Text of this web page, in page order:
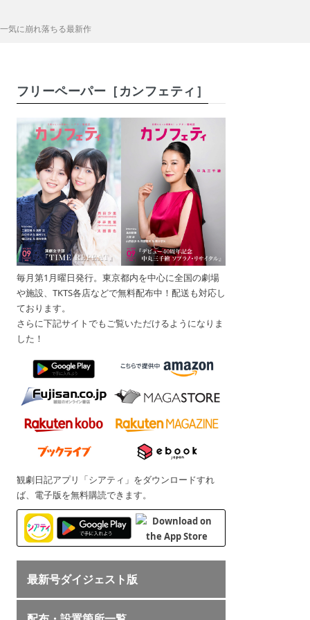
気に崩れ落ちる最新作
フリーペーパー［カンフェティ］
毎月第1月曜日発行。東京都内を中心に全国の劇場
や施設、TKTS各店などで無料配布中！配送も対応し
ております。
さらに下記サイトでもご覧いただけるようになりま
した！
観劇日記アプリ「シアティ」をダウンロードすれ
ば、電子版を無料購読できます。
最新号ダイジェスト版